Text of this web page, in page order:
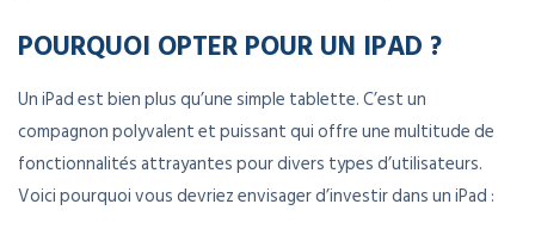
POURQUOI OPTER POUR UN IPAD ?
Un iPad est bien plus qu’une simple tablette. C’est un
compagnon polyvalent et puissant qui offre une multitude de
fonctionnalités attrayantes pour divers types d’utilisateurs.
Voici pourquoi vous devriez envisager d’investir dans un iPad :